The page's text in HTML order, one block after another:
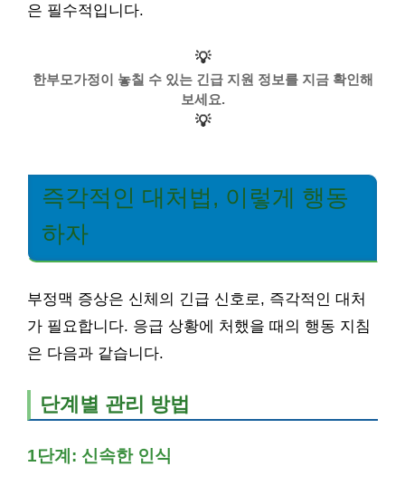
은 필수적입니다.
💡
한부모가정이 놓칠 수 있는 긴급 지원 정보를 지금 확인해
보세요.
💡
즉각적인 대처법, 이렇게 행동
하자
부정맥 증상은 신체의 긴급 신호로, 즉각적인 대처
가 필요합니다. 응급 상황에 처했을 때의 행동 지침
은 다음과 같습니다.
단계별 관리 방법
1단계: 신속한 인식